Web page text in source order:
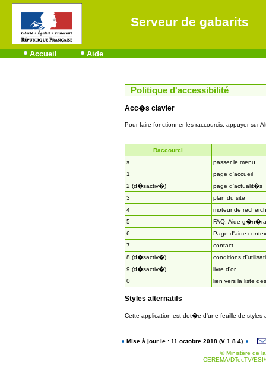
Serveur de gabarits
Accueil Aide
Politique d'accessibilité
Acc�s clavier
Pour faire fonctionner les raccourcis, appuyer sur
Raccourci
s
passer le menu
1
page d'accueil
2 (d�sactiv�)
page d'actualit�s
3
plan du site
4
moteur de
5
FAQ, Aide
6
Page d'aide
7
contact
8 (d�sactiv�)
conditions
9 (d�sactiv�)
livre d'or
0
lien vers la liste
Styles alternatifs
Cette application est dot�e d'une feuille de styles
Mise à jour le : 11 octobre 2018 (V 1.8.4)
© Ministère de
CEREMA/DTecTV/